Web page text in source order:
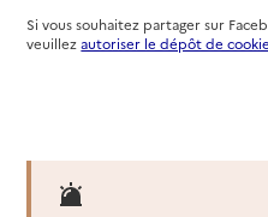
Rapport HAS
Service autonomie à
Aide &
Si vous souhaitez partager sur
veuillezautoriser le dépôt de